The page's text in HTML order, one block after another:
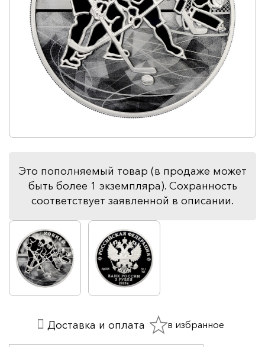
Это пополняемый товар (в продаже может
быть более 1 экземпляра). Сохранность
соответствует заявленной в описании.
Доставка и оплата в избранное